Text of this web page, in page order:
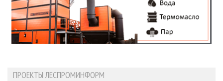
ПРОЕКТЫ ЛЕСПРОМИНФОРМ